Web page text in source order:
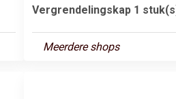
Vergrendelingskap 1
Meerdere shops